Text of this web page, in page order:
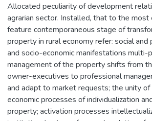
Allocated peculiarity of development
agrarian sector. Installed, that to the most
feature contemporaneous stage of
property in rural economy refer: social
and socio-economic manifestations multi-
management of the property shifts from
owner-executives to professional
and adapt to market requests; the unity of
economic processes of individualization
property; activation processes